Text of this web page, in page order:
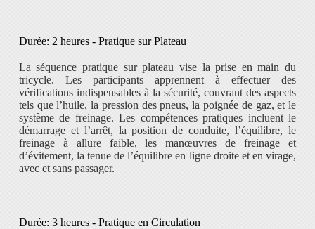
Durée: 2 heures - Pratique sur Plateau
La séquence pratique sur plateau vise la prise en main du
tricycle. Les participants apprennent à effectuer des
vérifications indispensables à la sécurité, couvrant des aspects
tels que l’huile, la pression des pneus, la poignée de gaz, et le
système de freinage. Les compétences pratiques incluent le
démarrage et l’arrêt, la position de conduite, l’équilibre, le
freinage à allure faible, les manœuvres de freinage et
d’évitement, la tenue de l’équilibre en ligne droite et en virage,
avec et sans passager.
Durée: 3 heures - Pratique en Circulation